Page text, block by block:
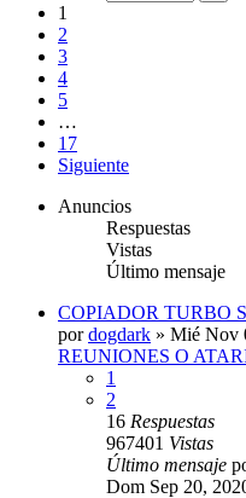
1
2
3
4
5
…
17
Siguiente
Anuncios
Respuestas
Vistas
Último mensaje
COPIADOR TURBO
pordogdark » Mié Nov
REUNIONES O
1
2
16 Respuestas
967401 Vistas
Último mensaje
Dom Sep 20,